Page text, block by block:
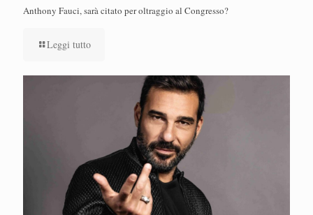
Anthony Fauci, sarà citato per oltraggio al Congresso?
Leggi tutto